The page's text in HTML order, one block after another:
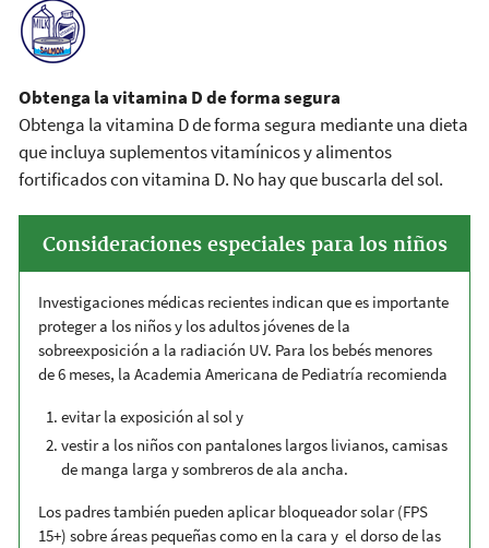
Obtenga la vitamina D de forma segura
Obtenga la vitamina D de forma segura mediante una dieta
que incluya suplementos vitamínicos y alimentos
fortificados con vitamina D. No hay que buscarla del sol.
Consideraciones especiales para los niños
Investigaciones médicas recientes indican que es importante
proteger a los niños y los adultos jóvenes de la
sobreexposición a la radiación UV. Para los bebés menores
de 6 meses, la Academia Americana de Pediatría recomienda
evitar la exposición al sol y
vestir a los niños con pantalones largos livianos, camisas
de manga larga y sombreros de ala ancha.
Los padres también pueden aplicar bloqueador solar (FPS
15+) sobre áreas pequeñas como en la cara y el dorso de las